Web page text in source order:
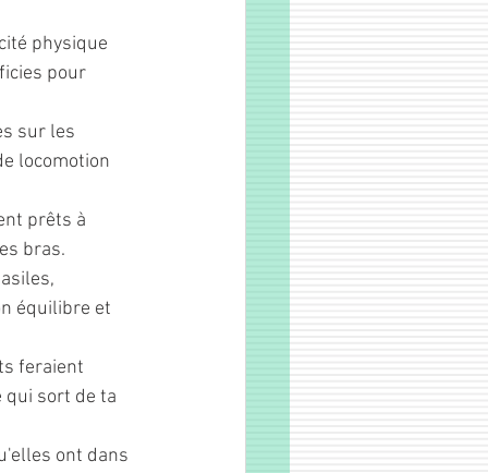
physique
pour
sur les
locomotion
prêts à
bras.
équilibre et
feraient
qui sort de ta
ont dans